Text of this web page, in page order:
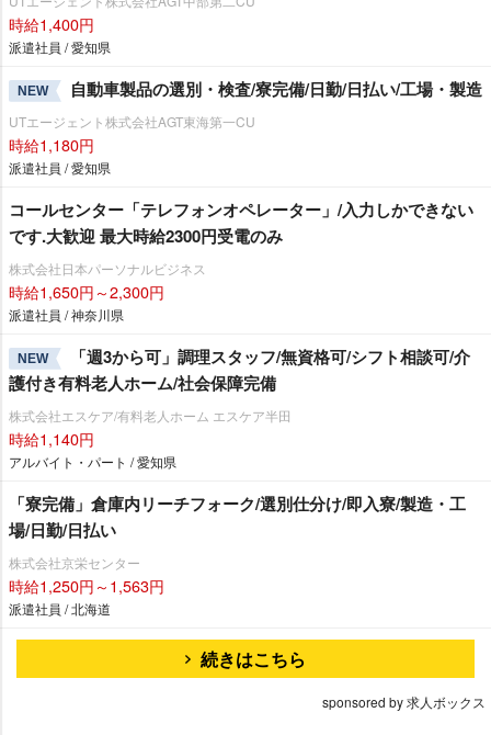
時給1,400円
派遣社員 / 愛知県
NEW 自動車製品の選別・検査/寮完備/日勤/日払い/工場・製造
UTエージェント株式会社AGT東海第一CU
時給1,180円
派遣社員 / 愛知県
コールセンター「テレフォンオペレーター」/入力しかできない
です.大歓迎 最大時給2300円受電のみ
株式会社日本パーソナルビジネス
時給1,650円～2,300円
派遣社員 / 神奈川県
NEW
「週3から可」調理スタッフ/無資格可/シフト相談可/介
護付き有料老人ホーム/社会保障完備
株式会社エスケア/有料老人ホーム エスケア半田
時給1,140円
アルバイト・パート / 愛知県
「寮完備」倉庫内リーチフォーク/選別仕分け/即入寮/製造・工
場/日勤/日払い
株式会社京栄センター
時給1,250円～1,563円
派遣社員 / 北海道
続きはこちら
sponsored by 求人ボックス